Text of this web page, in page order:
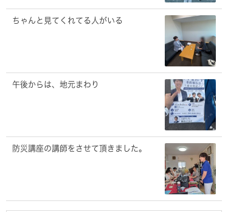
ちゃんと見てくれてる人がいる
午後からは、地元まわり
防災講座の講師をさせて頂きました。